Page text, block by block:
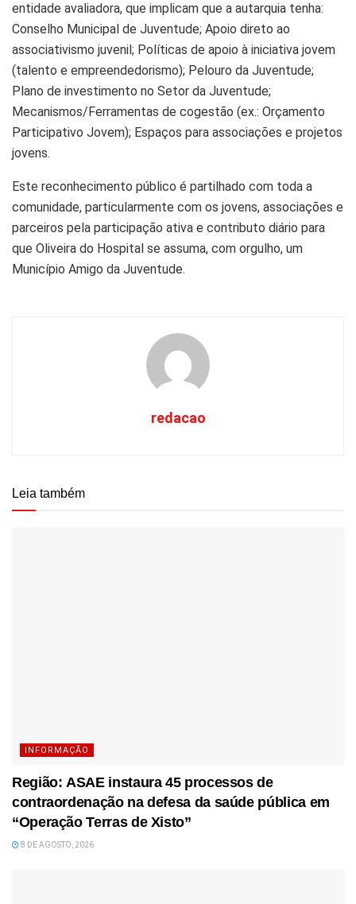
entidade avaliadora, que implicam que a autarquia tenha:
Conselho Municipal de Juventude; Apoio direto ao
associativismo juvenil; Políticas de apoio à iniciativa jovem
(talento e empreendedorismo); Pelouro da Juventude;
Plano de investimento no Setor da Juventude;
Mecanismos/Ferramentas de cogestão (ex.: Orçamento
Participativo Jovem); Espaços para associações e projetos
jovens.
Este reconhecimento público é partilhado com toda a
comunidade, particularmente com os jovens, associações e
parceiros pela participação ativa e contributo diário para
que Oliveira do Hospital se assuma, com orgulho, um
Município Amigo da Juventude.
redacao
Leia também
INFORMAÇÃO
Região: ASAE instaura 45 processos de
contraordenação na defesa da saúde pública em
“Operação Terras de Xisto”
8 DE AGOSTO, 2026